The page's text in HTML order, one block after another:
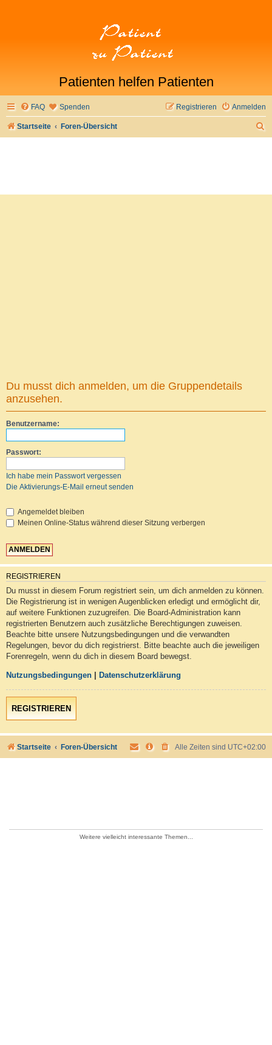
Patienten helfen Patienten
FAQ Spenden Anmelden
Registrieren
Startseite Foren-Übersicht
Du musst dich anmelden, um die Gruppendetails
anzusehen.
Benutzername:
Passwort:
Ich habe mein Passwort vergessen
Die Aktivierungs-E-Mail erneut senden
Angemeldet bleiben
Meinen Online-Status während dieser Sitzung verbergen
REGISTRIEREN
Du musst in diesem Forum registriert sein, um dich anmelden zu können.
Die Registrierung ist in wenigen Augenblicken erledigt und ermöglicht dir,
auf weitere Funktionen zuzugreifen. Die Board-Administration kann
registrierten Benutzern auch zusätzliche Berechtigungen zuweisen.
Beachte bitte unsere Nutzungsbedingungen und die verwandten
Regelungen, bevor du dich registrierst. Bitte beachte auch die jeweiligen
Forenregeln, wenn du dich in diesem Board bewegst.
Nutzungsbedingungen Datenschutzerklärung
REGISTRIEREN
Startseite Foren-Übersicht Alle Zeiten sind UTC+02:00
Weitere vielleicht interessante Themen...